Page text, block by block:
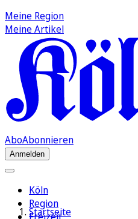
Meine Region
Meine Artikel
AboAbonnieren
Anmelden
Köln
Region
Startseite